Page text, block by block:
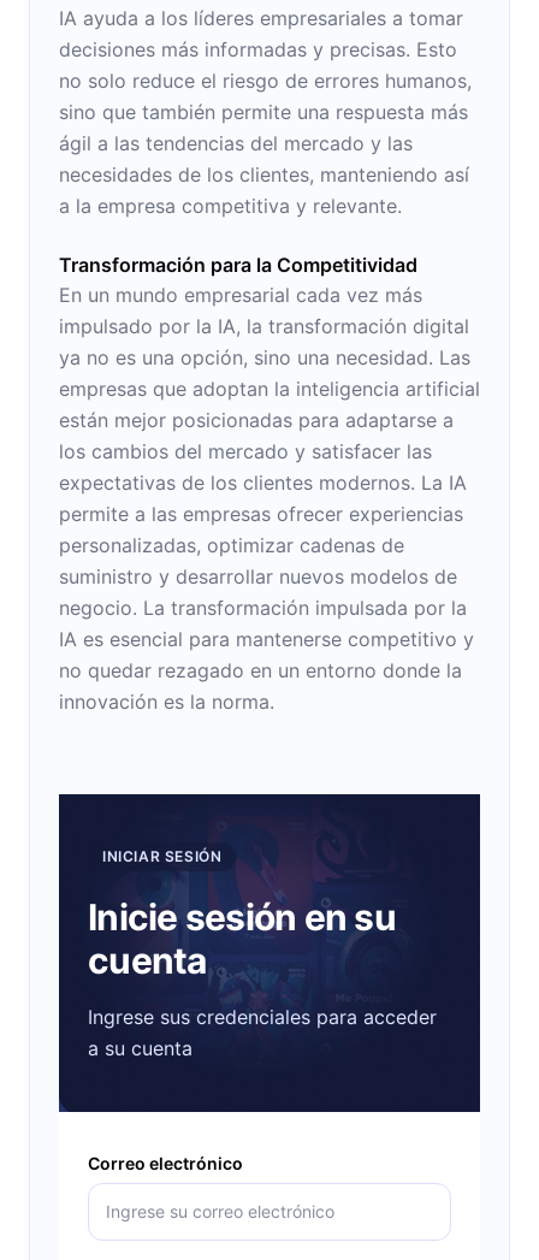
IA ayuda a los líderes empresariales a tomar
decisiones más informadas y precisas. Esto
no solo reduce el riesgo de errores humanos,
sino que también permite una respuesta más
ágil a las tendencias del mercado y las
necesidades de los clientes, manteniendo así
a la empresa competitiva y relevante.
Transformación para la Competitividad
En un mundo empresarial cada vez más
impulsado por la IA, la transformación digital
ya no es una opción, sino una necesidad. Las
empresas que adoptan la inteligencia artificial
están mejor posicionadas para adaptarse a
los cambios del mercado y satisfacer las
expectativas de los clientes modernos. La IA
permite a las empresas ofrecer experiencias
personalizadas, optimizar cadenas de
suministro y desarrollar nuevos modelos de
negocio. La transformación impulsada por la
IA es esencial para mantenerse competitivo y
no quedar rezagado en un entorno donde la
innovación es la norma.
INICIAR SESIÓN
Inicie sesión en su
cuenta
Ingrese sus credenciales para acceder
a su cuenta
Correo electrónico